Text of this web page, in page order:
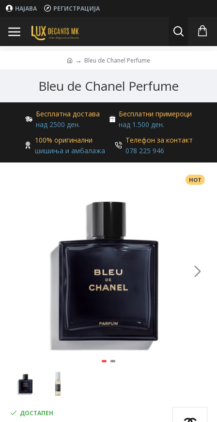
НАЈАВА РЕГИСТРАЦИЈА
Bleu de Chanel Perfume
Bleu de Chanel Perfume
Бесплатна достава
над 2500 ден.
Бесплатни примероци
над 1.500 ден.
100% оригинални
шишиња и амбалажа
Телефон за контакт
078 225 946
HOT
ДОСТАПЕН